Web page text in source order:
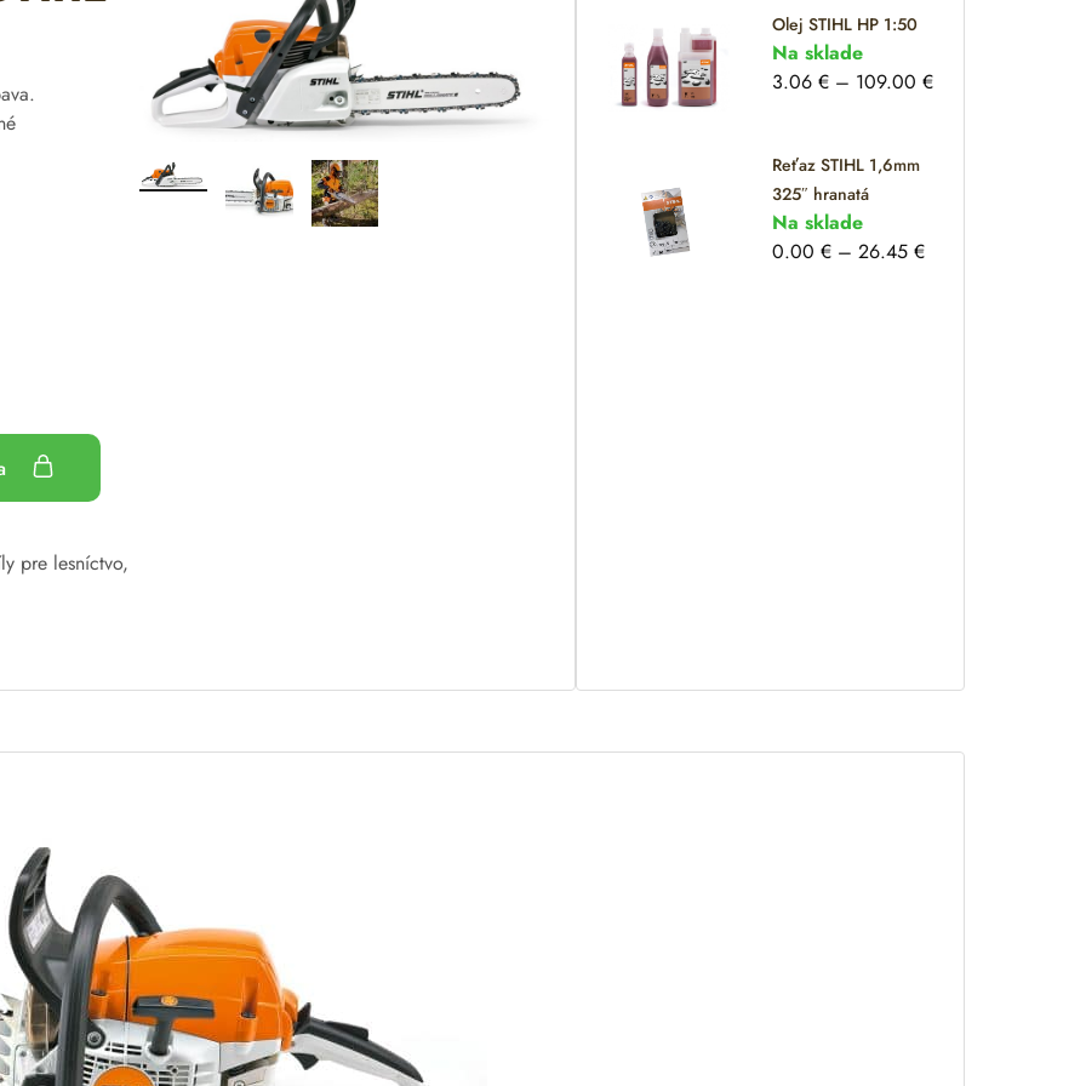
pre lesníctvo,
Olej STIHL HP 1:50
Na sklade
3.06€ – 109.00€
Reťaz STIHL 1,6mm
325″ hranatá
Na sklade
0.00€ – 26.45€